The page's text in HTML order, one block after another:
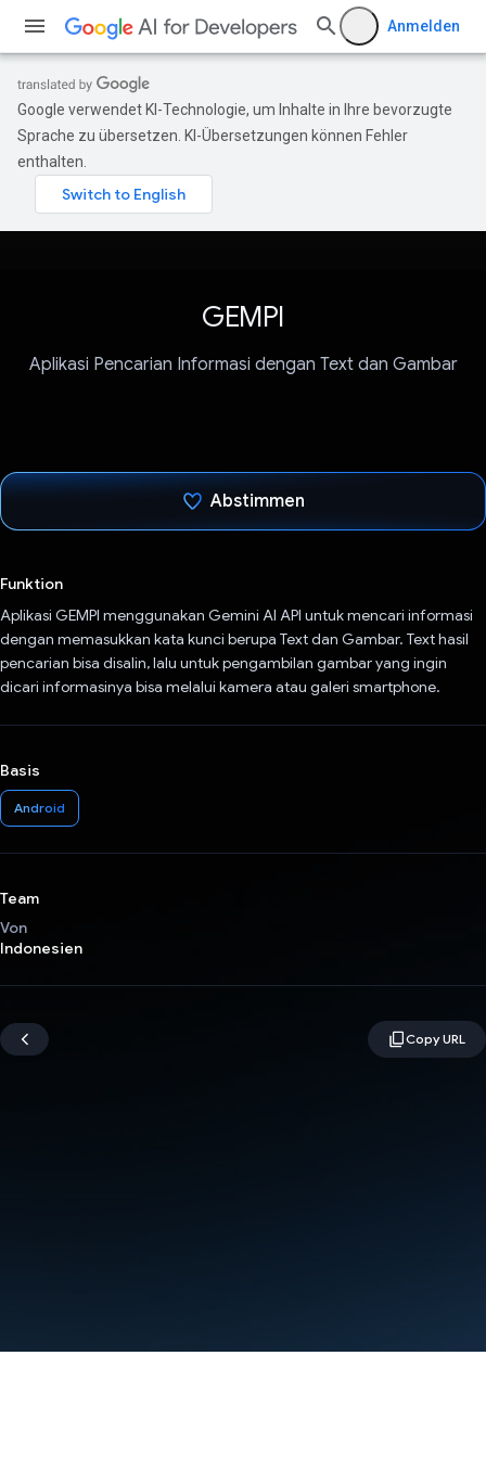
Anmelden
Google verwendet KI-Technologie, um Inhalte in Ihre bevorzugte
Sprache zu übersetzen. KI-Übersetzungen können Fehler
enthalten.
GEMPI
Aplikasi Pencarian Informasi dengan Text dan Gambar
Abstimmen
Funktion
Aplikasi GEMPI menggunakan Gemini AI API untuk mencari informasi
dengan memasukkan kata kunci berupa Text dan Gambar. Text hasil
pencarian bisa disalin, lalu untuk pengambilan gambar yang ingin
dicari informasinya bisa melalui kamera atau galeri smartphone.
Basis
Android
Team
Von
Indonesien